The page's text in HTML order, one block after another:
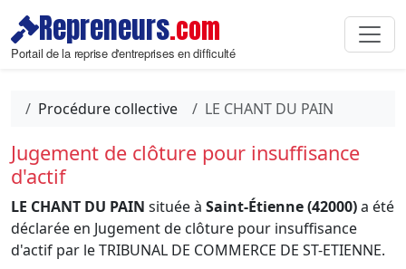
Repreneurs.com
Portail de la reprise d'entreprises en difficulté
Procédure collective LE CHANT DU PAIN
Jugement de clôture pour insuffisance
d'actif
LE CHANT DU PAIN située à Saint-Étienne (42000)a été
déclarée en Jugement de clôture pour insuffisance
d'actif par le TRIBUNAL DE COMMERCE DE ST-ETIENNE.